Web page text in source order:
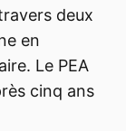
deux
en
Le PEA
cinq ans